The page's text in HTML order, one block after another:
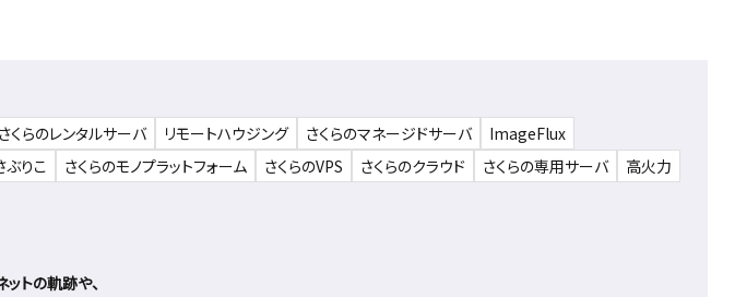
さくらのレンタルサーバ リモートハウジング さくらのマネージドサーバ
ImageFlux
ぶりこ さくらのモノプラットフォーム さくらのVPS さくらのクラウド さくらの専用サーバ
高火力
ットの軌跡や、